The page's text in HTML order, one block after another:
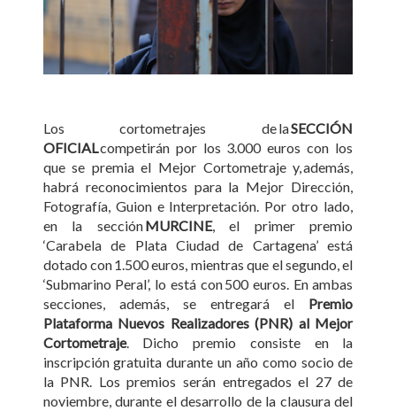
Los cortometrajes de laSECCIÓN
OFICIALcompetirán por los 3.000 euros con los
que se premia el Mejor Cortometraje y, además,
habrá reconocimientos para la Mejor Dirección,
Fotografía, Guion e Interpretación. Por otro lado,
en la secciónMURCINE, el primer premio
‘Carabela de Plata Ciudad de Cartagena’ está
dotado con 1.500 euros, mientras que el segundo, el
‘Submarino Peral’, lo está con 500 euros. En ambas
secciones, además, se entregará el Premio
Plataforma Nuevos Realizadores (PNR) al Mejor
Cortometraje. Dicho premio consiste en la
inscripción gratuita durante un año como socio de
la PNR. Los premios serán entregados el 27 de
noviembre, durante el desarrollo de la clausura del